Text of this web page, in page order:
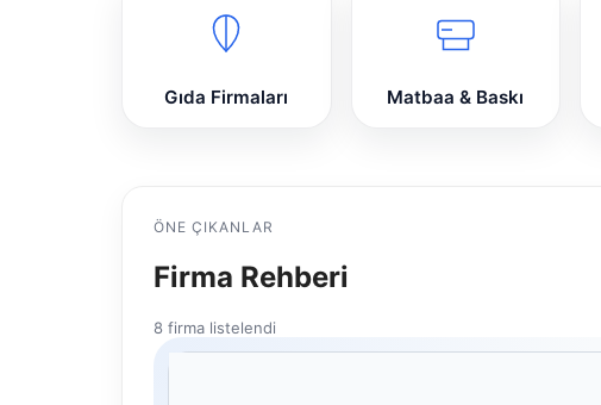
Gıda Firmaları Matbaa & Baskı
ÖNE ÇIKANLAR
Firma Rehberi
8 firma listelendi